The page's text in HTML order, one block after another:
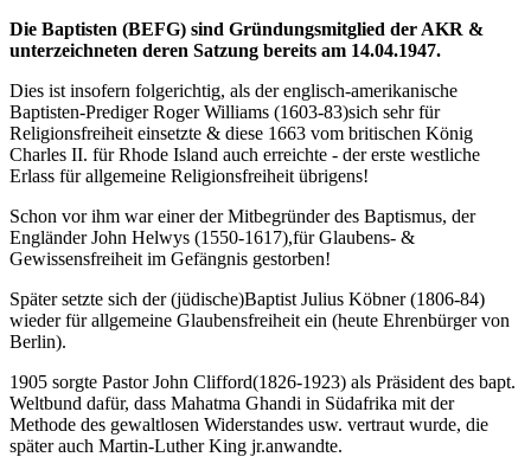
Die Baptisten (BEFG) sind Gründungsmitglied der AKR &
unterzeichneten deren Satzung bereits am 14.04.1947.
Dies ist insofern folgerichtig, als der englisch-amerikanische
Baptisten-Prediger Roger Williams (1603-83)sich sehr für
Religionsfreiheit einsetzte & diese 1663 vom britischen König
Charles II. für Rhode Island auch erreichte - der erste westliche
Erlass für allgemeine Religionsfreiheit übrigens!
Schon vor ihm war einer der Mitbegründer des Baptismus, der
Engländer John Helwys (1550-1617),für Glaubens- &
Gewissensfreiheit im Gefängnis gestorben!
Später setzte sich der (jüdische)Baptist Julius Köbner (1806-84)
wieder für allgemeine Glaubensfreiheit ein (heute Ehrenbürger von
Berlin).
1905 sorgte Pastor John Clifford(1826-1923) als Präsident des bapt.
Weltbund dafür, dass Mahatma Ghandi in Südafrika mit der
Methode des gewaltlosen Widerstandes usw. vertraut wurde, die
später auch Martin-Luther King jr.anwandte.